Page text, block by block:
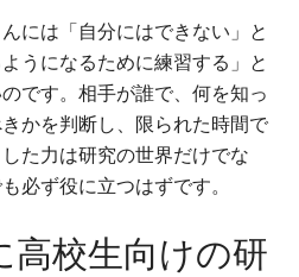
には「自分にはできない」と
うになるために練習する」と
です。相手が誰で、何を知っ
かを判断し、限られた時間で
た力は研究の世界だけでな
必ず役に立つはずです。
高校生向けの研